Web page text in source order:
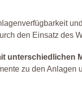
den Einsatz des
unterschiedlichen
zu den Anlagen